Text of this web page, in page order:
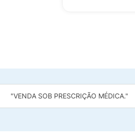
"VENDA SOB PRESCRIÇÃO MÉDICA."